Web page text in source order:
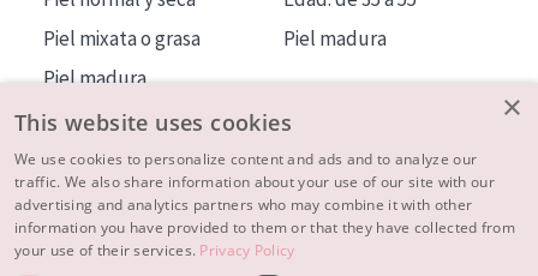
Piel mixata o grasa
Piel madura
Piel expuesta al sol
Piel menopáusica
Piel madura
MÁS SOBRE NOSOTROS
INSPIRACIÓN
×
This website uses cookies
We use cookies to personalize content and ads and to analyze our
traffic. We also share information about your use of our site with our
advertising and analytics partners who may combine it with other
information you have provided to them or that they have collected from
your use of their services. Privacy Policy